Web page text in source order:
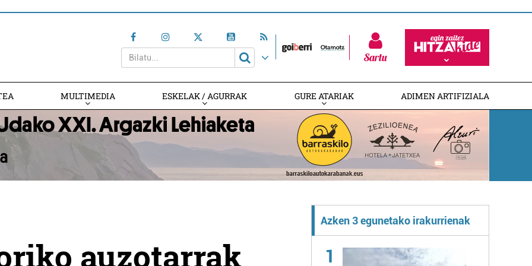
Sartu
MULTIMEDIA ESKELAK / AGURRAK GURE ATARIAK ADIMEN ARTIFIZIALA
auzotarrak
Azken 3 egunetako irakurrienak
1